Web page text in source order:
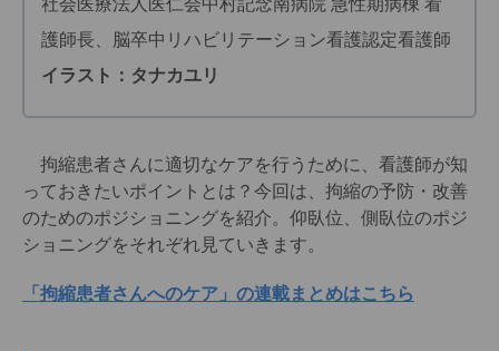
社会医療法人医仁会中村記念南病院 急性期病棟 看
護師長、脳卒中リハビリテーション看護認定看護師
イラスト：タナカユリ
拘縮患者さんに適切なケアを行うために、看護師が知
っておきたいポイントとは？今回は、拘縮の予防・改善
のためのポジショニングを紹介。仰臥位、側臥位のポジ
ショニングをそれぞれ見ていきます。
「拘縮患者さんへのケア」の連載まとめはこちら